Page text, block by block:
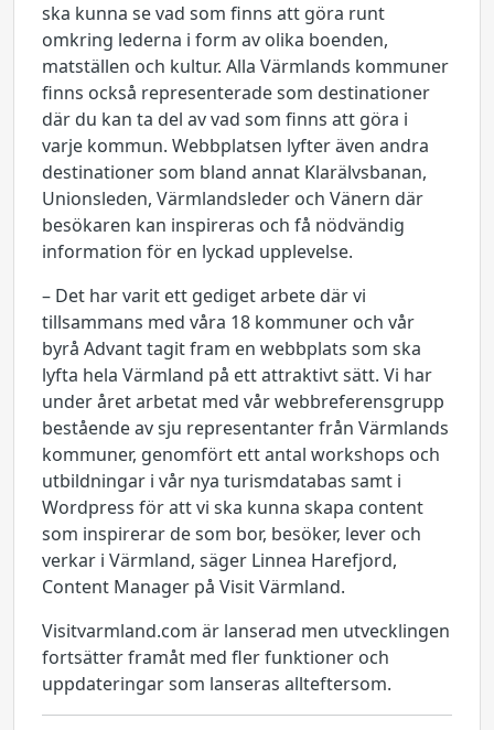
ska kunna se vad som finns att göra runt
omkring lederna i form av olika boenden,
matställen och kultur. Alla Värmlands kommuner
finns också representerade som destinationer
där du kan ta del av vad som finns att göra i
varje kommun. Webbplatsen lyfter även andra
destinationer som bland annat Klarälvsbanan,
Unionsleden, Värmlandsleder och Vänern där
besökaren kan inspireras och få nödvändig
information för en lyckad upplevelse.
– Det har varit ett gediget arbete där vi
tillsammans med våra 18 kommuner och vår
byrå Advant tagit fram en webbplats som ska
lyfta hela Värmland på ett attraktivt sätt. Vi har
under året arbetat med vår webbreferensgrupp
bestående av sju representanter från Värmlands
kommuner, genomfört ett antal workshops och
utbildningar i vår nya turismdatabas samt i
Wordpress för att vi ska kunna skapa content
som inspirerar de som bor, besöker, lever och
verkar i Värmland, säger Linnea Harefjord,
Content Manager på Visit Värmland.
Visitvarmland.com är lanserad men utvecklingen
fortsätter framåt med fler funktioner och
uppdateringar som lanseras allteftersom.